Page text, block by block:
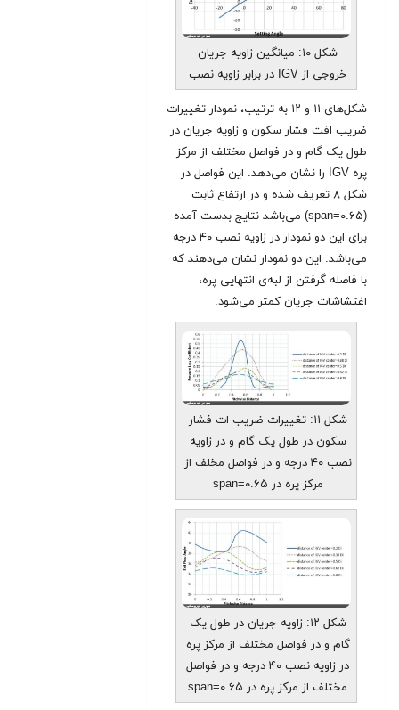
شکل ۱۰: میانگین زاویه جریان
خروجی از IGV در برابر زاویه نصب
شکل‌های ۱۱ و ۱۲ به ترتیب، نمودار تغییرات
ضریب افت فشار سکون و زاویه جریان در
طول یک گام و در فواصل مختلف از مرکز
پره IGV را نشان می‌دهد. این فواصل در
شکل ۸ تعریف شده و در ارتفاع ثابت
(span=۰.۶۵) می‌باشد نتایج بدست آمده
برای این دو نمودار در زاویه نصب ۴۰ درجه
می‌باشد. این دو نمودار نشان می‌دهند که
با فاصله گرفتن از لبه‌ی انتهایی پره،
اغتشاشات جریان کمتر می‌شود.
شکل ۱۱: تغییرات ضریب ات فشار
سکون در طول یک گام و در زاویه
نصب ۴۰ درجه و در فواصل مخلف از
مرکز پره در span=۰.۶۵
شکل ۱۲: زاویه جریان در طول یک
گام و در فواصل مختلف از مرکز پره
در زاویه نصب ۴۰ درجه و در فواصل
مختلف از مرکز پره در span=۰.۶۵